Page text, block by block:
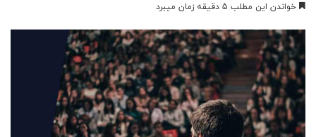
خواندن این مطلب 5 دقیقه زمان میبرد